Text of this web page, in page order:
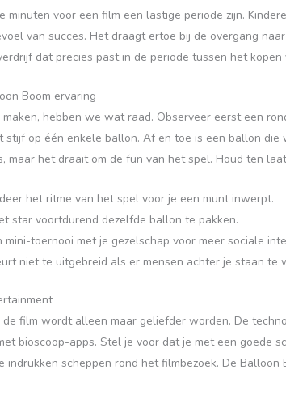
minuten voor een film een lastige periode zijn.
van succes. Het draagt ertoe bij de overgang
dat precies past in de periode tussen het
Boom ervaring
hebben we wat raad. Observeer eerst een
stijf op één enkele ballon. Af en toe is een ballon
maar het draait om de fun van het spel. Houd ten
het ritme van het spel voor je een munt inwerpt.
star voortdurend dezelfde ballon te pakken.
mini-toernooi met je gezelschap voor meer sociale
niet te uitgebreid als er mensen achter je staan te
film wordt alleen maar geliefder worden. De
bioscoop-apps. Stel je voor dat je met een
indrukken scheppen rond het filmbezoek. De